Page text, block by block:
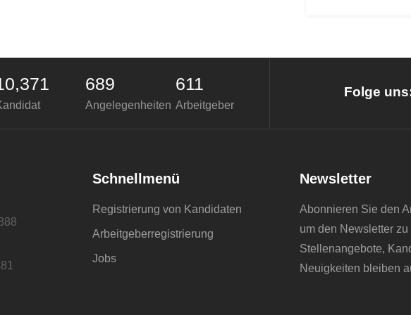
689
Angelegenheiten
611
Arbeitgeber
Folge
Schnellmenü
Registrierung von Kandidaten
Arbeitgeberregistrierung
Jobs
Newsletter
Abonnieren Sie den
um den Newsletter
Stellenangebote,
Neuigkeiten bleiben